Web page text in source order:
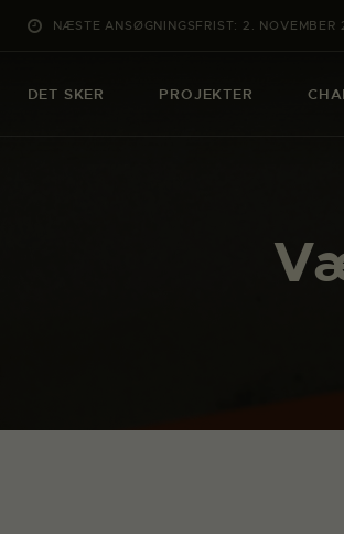
NÆSTE ANSØGNINGSFRIST: 2.
DET SKER PROJEKTER